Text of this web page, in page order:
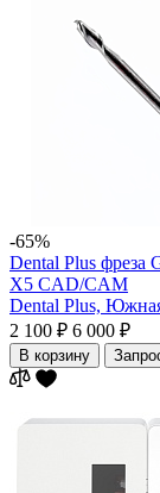
-65%
Dental Plus фреза
X5 CAD/CAM
Dental Plus,
2 100 ₽ 6 000 ₽
В корзину